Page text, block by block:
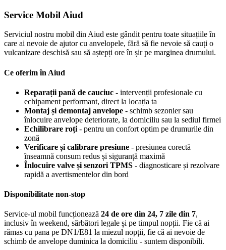
Service Mobil Aiud
Serviciul nostru mobil din Aiud este gândit pentru toate situațiile în
care ai nevoie de ajutor cu anvelopele, fără să fie nevoie să cauți o
vulcanizare deschisă sau să aștepți ore în șir pe marginea drumului.
Ce oferim în Aiud
Reparații pană de cauciuc - intervenții profesionale cu
echipament performant, direct la locația ta
Montaj și demontaj anvelope - schimb sezonier sau
înlocuire anvelope deteriorate, la domiciliu sau la sediul firmei
Echilibrare roți - pentru un confort optim pe drumurile din
zonă
Verificare și calibrare presiune - presiunea corectă
înseamnă consum redus și siguranță maximă
Înlocuire valve și senzori TPMS - diagnosticare și rezolvare
rapidă a avertismentelor din bord
Disponibilitate non-stop
Service-ul mobil funcționează 24 de ore din 24, 7 zile din 7,
inclusiv în weekend, sărbători legale și pe timpul nopții. Fie că ai
rămas cu pana pe DN1/E81 la miezul nopții, fie că ai nevoie de
schimb de anvelope duminica la domiciliu - suntem disponibili.